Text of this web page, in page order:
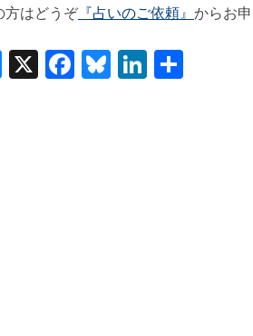
方はどうぞ『占いのご依頼』 からお
Messenger
X Facebook
BlueskyLinkedIn